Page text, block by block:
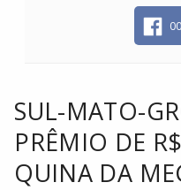
00
SUL-MATO-
PRÊMIO DE
QUINA DA